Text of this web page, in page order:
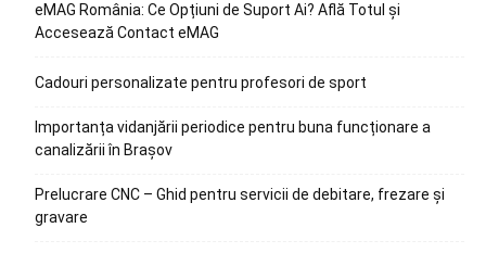
eMAG România: Ce Opțiuni de Suport Ai? Află Totul și
Accesează Contact eMAG
Cadouri personalizate pentru profesori de sport
Importanța vidanjării periodice pentru buna funcționare a
canalizării în Brașov
Prelucrare CNC – Ghid pentru servicii de debitare, frezare și
gravare